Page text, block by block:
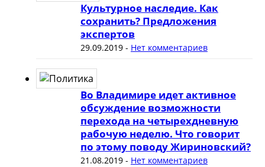
Культурное наследие. Как
сохранить? Предложения
экспертов
29.09.2019- Нет комментариев
Во Владимире идет активное
обсуждение возможности
перехода на четырехдневную
рабочую неделю. Что говорит
по этому поводу Жириновский?
21.08.2019- Нет комментариев